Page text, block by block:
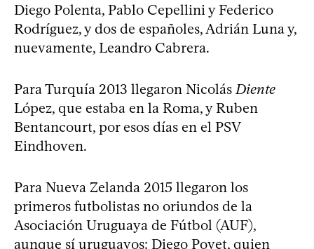
Diego Polenta, Pablo Cepellini y Federico
Rodríguez, y dos de españoles, Adrián Luna y,
nuevamente, Leandro Cabrera.
Para Turquía 2013 llegaron Nicolás Diente
López, que estaba en la Roma, y Ruben
Bentancourt, por esos días en el PSV
Eindhoven.
Para Nueva Zelanda 2015 llegaron los
primeros futbolistas no oriundos de la
Asociación Uruguaya de Fútbol (AUF),
aunque sí uruguayos: Diego Poyet, quien